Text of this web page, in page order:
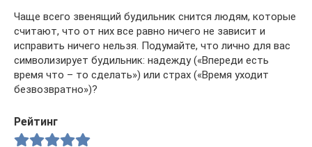
Чаще всего звенящий будильник снится людям, которые
считают, что от них все равно ничего не зависит и
исправить ничего нельзя. Подумайте, что лично для вас
символизирует будильник: надежду («Впереди есть
время что – то сделать») или страх («Время уходит
безвозвратно»)?
Рейтинг